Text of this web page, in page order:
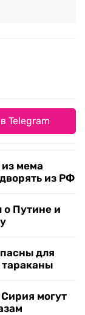
Telegram
мема
из РФ
Путине и
для
могут